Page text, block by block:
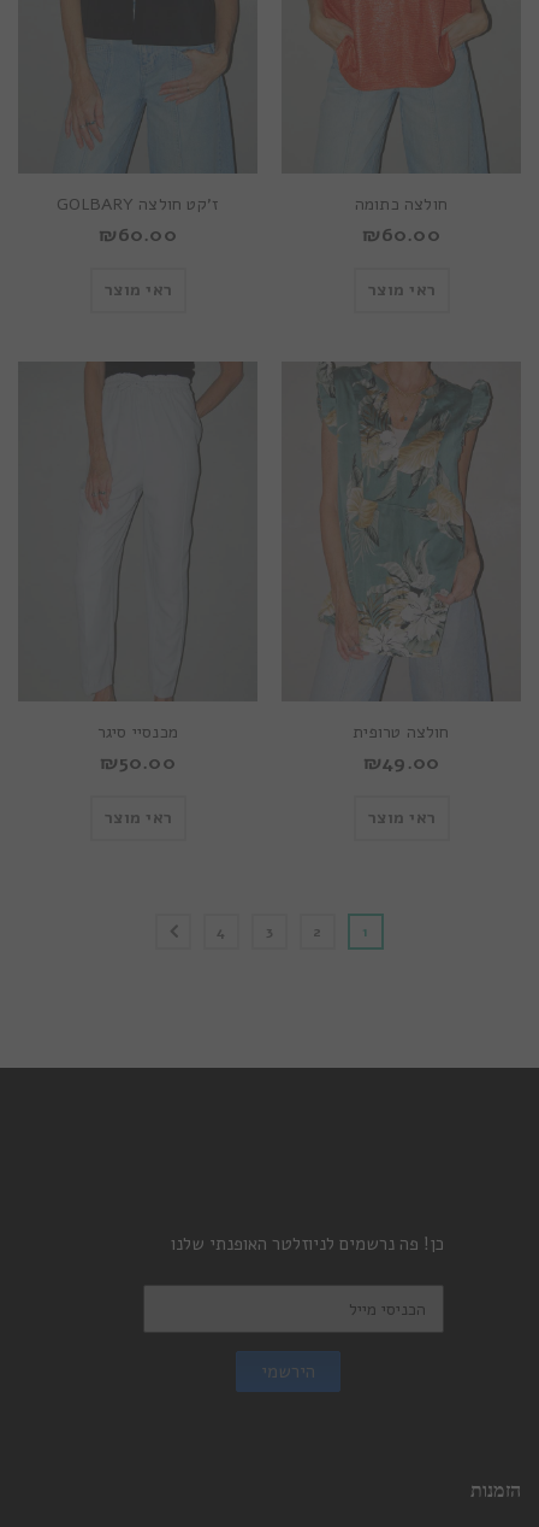
חולצה כתומה
₪60.00
ראי מוצר
ז’קט חולצה GOLBARY
₪60.00
ראי מוצר
חולצה טרופית
₪49.00
ראי מוצר
מכנסיי סיגר
₪50.00
ראי מוצר
1
2
3
4
הירשמי
כן! פה נרשמים לניוזלטר האופנתי שלנו
הזמנות